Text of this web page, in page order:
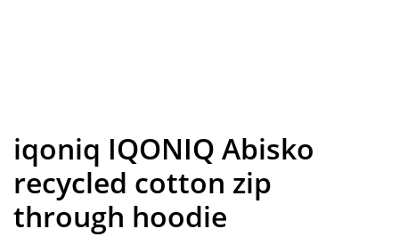
iqoniq IQONIQ Abisko
recycled cotton zip
through hoodie